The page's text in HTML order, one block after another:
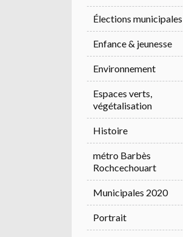
Élections municipales
Enfance & jeunesse
Environnement
Espaces verts,
végétalisation
Histoire
métro Barbès
Rochcechouart
Municipales 2020
Portrait